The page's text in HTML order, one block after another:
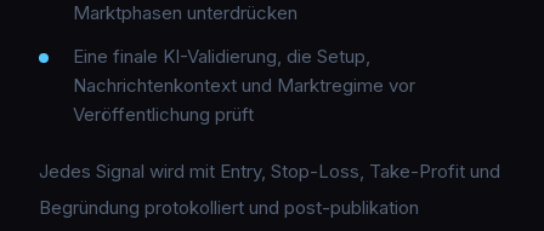
Marktphasen unterdrücken
Eine finale KI-Validierung, die Setup,
Nachrichtenkontext und Marktregime vor
Veröffentlichung prüft
Jedes Signal wird mit Entry, Stop-Loss, Take-Profit und
Begründung protokolliert und post-publikation